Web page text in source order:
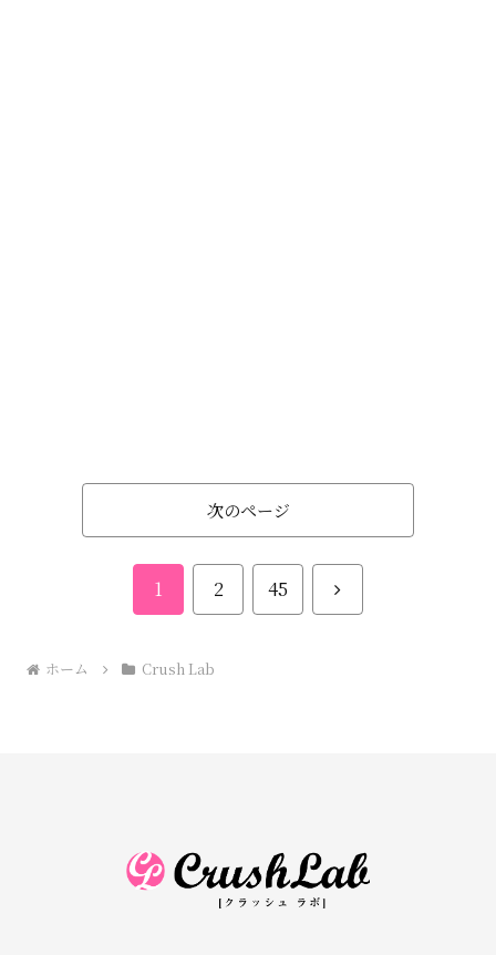
次のページ
1 2 45
次
ホーム Crush Lab